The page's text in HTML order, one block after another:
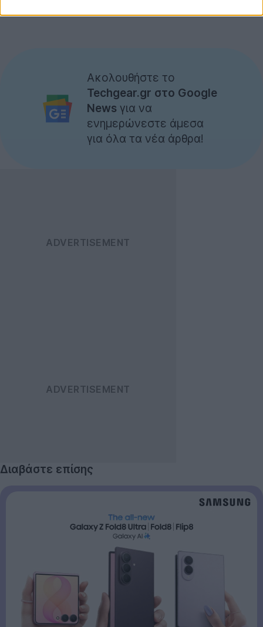
Ακολουθήστε το
Techgear.gr στο Google
News για να
ενημερώνεστε άμεσα
για όλα τα νέα άρθρα!
Διαβάστε επίσης